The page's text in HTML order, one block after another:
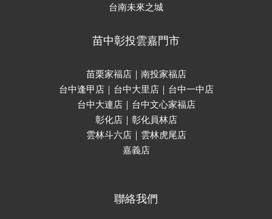
台南未來之城
苗中彰投雲嘉門市
苗栗家福店｜南投家福店
台中逢甲店｜台中大里店｜台中一中店
台中大連店｜台中文心家福店
彰化店｜彰化員林店
雲林斗六店｜雲林虎尾店
嘉義店
聯絡我們